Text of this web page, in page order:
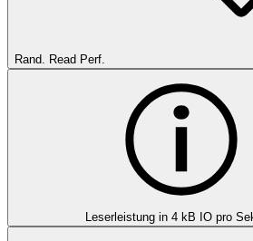
Rand. Read Perf.
Leserleistung in 4 kB IO pro